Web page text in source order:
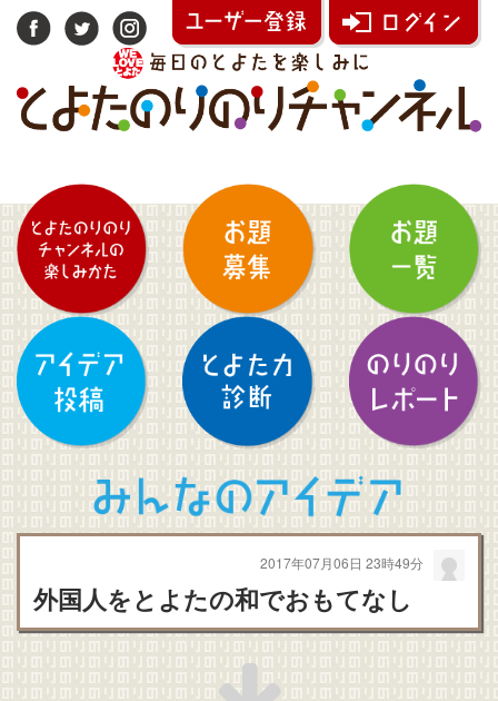
みんなのアイデア
2017年07月06日 23時49分
外国人をとよたの和でおもてなし